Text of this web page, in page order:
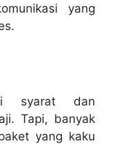
yang
syarat dan
Tapi, banyak
yang kaku